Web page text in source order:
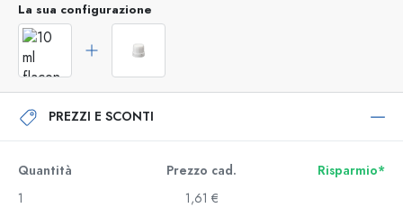
La sua configurazione
PREZZI E SCONTI
Quantità Prezzo cad.
Risparmio*
1
1,61 €